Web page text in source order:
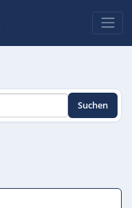
Suchen